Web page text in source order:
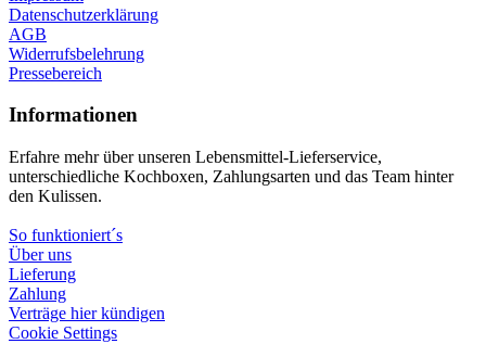
Datenschutzerklärung
AGB
Widerrufsbelehrung
Pressebereich
Informationen
Erfahre mehr über unseren Lebensmittel-Lieferservice,
unterschiedliche Kochboxen, Zahlungsarten und das Team hinter
den Kulissen.
So funktioniert´s
Über uns
Lieferung
Zahlung
Verträge hier kündigen
Cookie Settings